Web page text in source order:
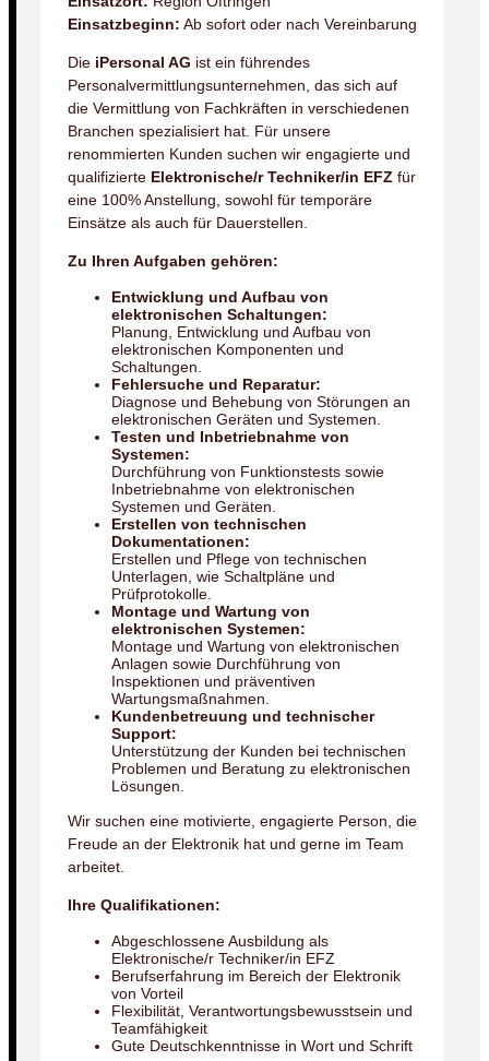
Einsatzbeginn: Ab sofort oder nach Vereinbarung
Die iPersonal AG ist ein führendes
Personalvermittlungsunternehmen, das sich auf
die Vermittlung von Fachkräften in verschiedenen
Branchen spezialisiert hat. Für unsere
renommierten Kunden suchen wir engagierte und
qualifizierte Elektronische/r Techniker/in EFZ für
eine 100% Anstellung, sowohl für temporäre
Einsätze als auch für Dauerstellen.
Zu Ihren Aufgaben gehören:
Entwicklung und Aufbau von
elektronischen Schaltungen:
Planung, Entwicklung und Aufbau von
elektronischen Komponenten und
Schaltungen.
Fehlersuche und Reparatur:
Diagnose und Behebung von Störungen an
elektronischen Geräten und Systemen.
Testen und Inbetriebnahme von
Systemen:
Durchführung von Funktionstests sowie
Inbetriebnahme von elektronischen
Systemen und Geräten.
Erstellen von technischen
Dokumentationen:
Erstellen und Pflege von technischen
Unterlagen, wie Schaltpläne und
Prüfprotokolle.
Montage und Wartung von
elektronischen Systemen:
Montage und Wartung von elektronischen
Anlagen sowie Durchführung von
Inspektionen und präventiven
Wartungsmaßnahmen.
Kundenbetreuung und technischer
Support:
Unterstützung der Kunden bei technischen
Problemen und Beratung zu elektronischen
Lösungen.
Wir suchen eine motivierte, engagierte Person, die
Freude an der Elektronik hat und gerne im Team
arbeitet.
Ihre Qualifikationen:
Abgeschlossene Ausbildung als
Elektronische/r Techniker/in EFZ
Berufserfahrung im Bereich der Elektronik
von Vorteil
Flexibilität, Verantwortungsbewusstsein und
Teamfähigkeit
Gute Deutschkenntnisse in Wort und Schrift